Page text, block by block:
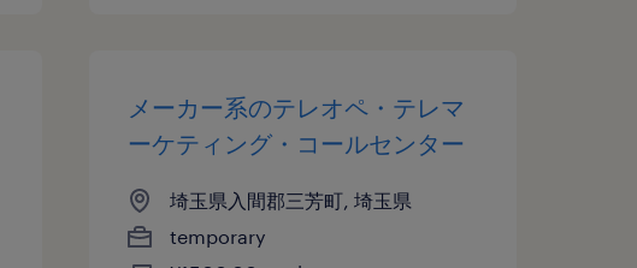
メーカー系のテレオペ・テレマ
ーケティング・コールセンター
埼玉県入間郡三芳町, 埼玉県
temporary